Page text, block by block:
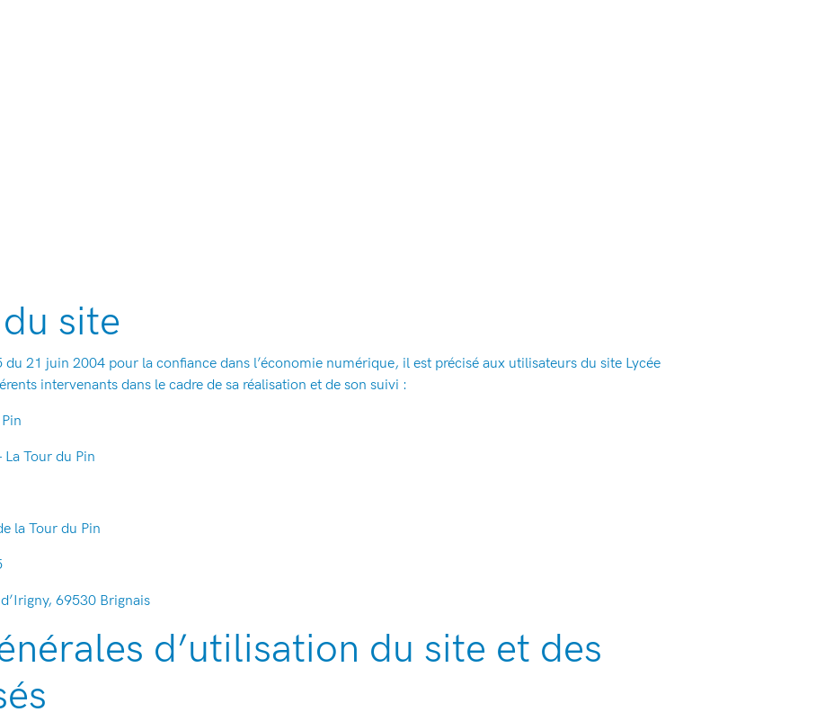
site
21 juin 2004 pour la confiance dans l’économie numérique, il est précisé aux utilisateurs du site Lycée
intervenants dans le cadre de sa réalisation et de son suivi :
La Tour du Pin
la Tour du Pin
69530 Brignais
d’utilisation du site et des